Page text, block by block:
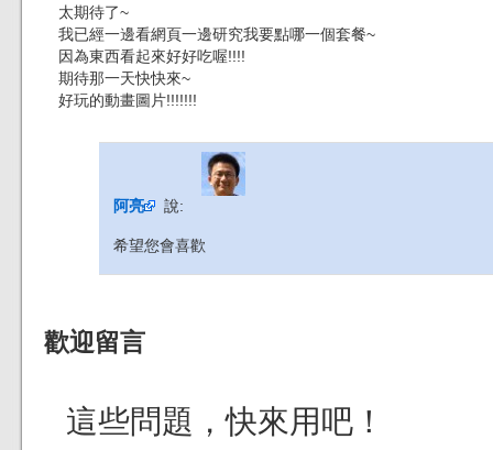
太期待了~
我已經一邊看網頁一邊研究我要點哪一個套餐~
因為東西看起來好好吃喔!!!!
期待那一天快快來~
好玩的動畫圖片!!!!!!!
阿亮 說:
希望您會喜歡
歡迎留言
這些問題，快來用吧！